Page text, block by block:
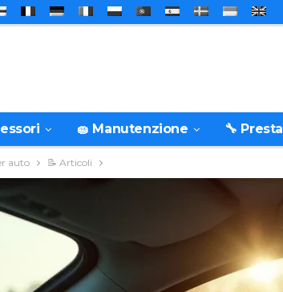
🧽 Manutenzione 🔧
auto 📝 Articoli